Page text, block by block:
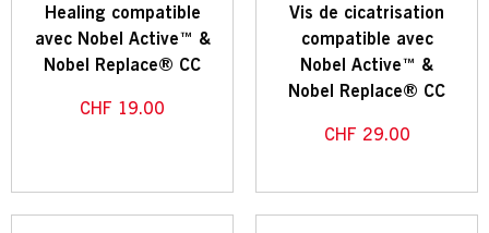
Healing compatible
avec Nobel Active™ &
Nobel Replace® CC
CHF 19.00
Vis de cicatrisation
compatible avec
Nobel Active™ &
Nobel Replace® CC
CHF 29.00